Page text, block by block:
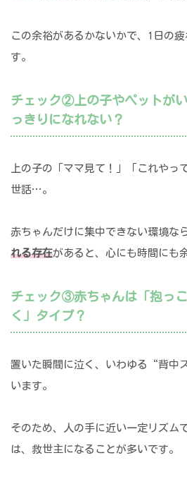
この余裕があるかないかで、1日の
す。
チェック②上の子やペットが
っきりになれない？
上の子の「ママ見て！」「これやっ
世話…。
赤ちゃんだけに集中できない環境なら
れる存在があると、心にも時間にも
チェック③赤ちゃんは「抱っ
く」タイプ？
置いた瞬間に泣く、いわゆる“背中
います。
そのため、人の手に近い一定リズム
は、救世主になることが多いです。